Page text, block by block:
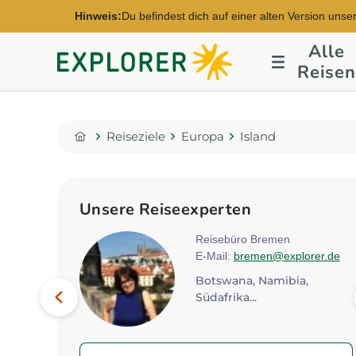
Hinweis:Du befindest dich auf einer alten Version
Explorer
Fernreisen
Alle
Reisen
Home
Reiseziele Europa Island
Unsere Reiseexperten
Botswana, Kenia, Namibia...
Reisebüro Bremen
E-Mail: bremen@explorer.de
Botswana, Namibia,
Südafrika...